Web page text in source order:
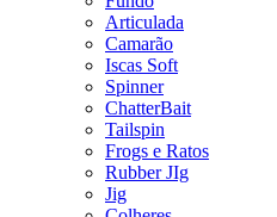
Articulada
Camarão
Iscas Soft
Spinner
ChatterBait
Tailspin
Frogs e Ratos
Rubber JIg
Jig